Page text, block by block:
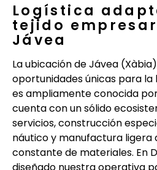
Logística
tejido
Jávea
La ubicación de Jávea
oportunidades únicas para la
es ampliamente conocida
cuenta con un sólido
servicios, construcción
náutico y manufactura ligera
constante de materiales. En